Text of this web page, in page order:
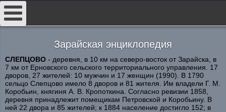
Зарайская энциклопедия
СЛЕПЦОВО - деревня, в 10 км на северо-восток от Зарайска, в
7 км от Ерновского сельского территориального управления. 17
дворов, 27 жителей: 10 мужчин и 17 женщин (1990). В 1790
сельцо Слепцово имело 8 дворов и 81 жителя. Им владели Г. М.
Коробьин, княгиня А. В. Кропоткина. Согласно ревизии 1858,
деревня принадлежит помещикам Петровской и Коробьину. В
ней 22 двора и 85 жителей; к 1884 население достигло 152; в